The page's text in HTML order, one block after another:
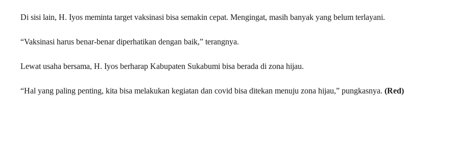
Di sisi lain, H. Iyos meminta target vaksinasi bisa semakin cepat. Mengingat, masih banyak yang belum terlayani.
“Vaksinasi harus benar-benar diperhatikan dengan baik,” terangnya.
Lewat usaha bersama, H. Iyos berharap Kabupaten Sukabumi bisa berada di zona hijau.
“Hal yang paling penting, kita bisa melakukan kegiatan dan covid bisa ditekan menuju zona hijau,” pungkasnya. (Red)